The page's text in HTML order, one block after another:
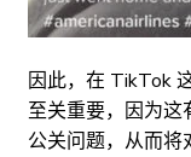
因此，在 TikTok
至关重要，因为这
公关问题，从而将